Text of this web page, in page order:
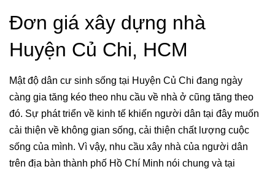
Đơn giá xây dựng nhà
Huyện Củ Chi, HCM
Mật độ dân cư sinh sống tại Huyện Củ Chi đang ngày
càng gia tăng kéo theo nhu cầu về nhà ở cũng tăng theo
đó. Sự phát triển về kinh tế khiến người dân tại đây muốn
cải thiện về không gian sống, cải thiện chất lượng cuộc
sống của mình. Vì vậy, nhu cầu xây nhà của người dân
trên địa bàn thành phố Hồ Chí Minh nói chung và tại